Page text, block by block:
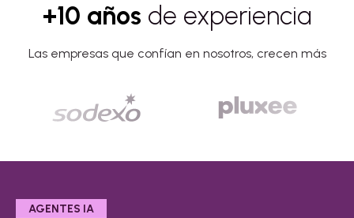
+10 años de experiencia
Las empresas que confían en nosotros, crecen más
AGENTES IA